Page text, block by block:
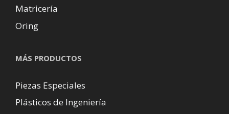
Matricería
Oring
MÁS PRODUCTOS
Piezas Especiales
Plásticos de Ingeniería